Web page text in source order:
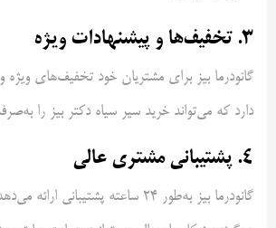
۳. تخفیف‌ها و پیشنهادات ویژه
گانودرما بیز برای مشتریان خود تخفیف‌های ویژه
دارد که می‌تواند خرید سیر سیاه دکتر بیز را
۴. پشتیبانی مشتری عالی
گانودرما بیز به‌طور 24 ساعته پشتیبانی